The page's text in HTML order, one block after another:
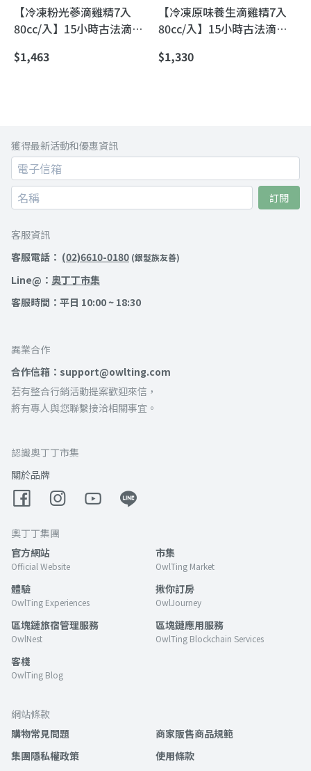
【冷凍粉光蔘滴雞精7入
80cc/入】15小時古法滴煉
精（忙碌也能好好照顧自
$1,463
【冷凍原味養生滴雞精7入
80cc/入】15小時古法滴
普林更安心
$1,330
獲得最新活動和優惠資訊
訂閱
客服資訊
客服電話： (02)6610-0180 (銀髮族友善)
Line@： 奧丁丁市集
客服時間：平日 10:00 ~ 18:30
異業合作
合作信箱：support@owlting.com
若有整合行銷活動提案歡迎來信，
將有專人與您聯繫接洽相關事宜。
認識奧丁丁市集
關於品牌
奧丁丁集團
官方網站
Official Website
市集
OwlTing Market
體驗
OwlTing Experiences
揪你訂房
OwlJourney
區塊鏈旅宿管理服務
OwlNest
區塊鏈應用服務
OwlTing Blockchain Services
客棧
OwlTing Blog
網站條款
購物常見問題
商家販售商品規範
集團隱私權政策
使用條款